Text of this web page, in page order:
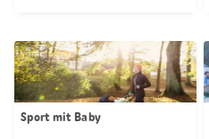
Sport mit Baby